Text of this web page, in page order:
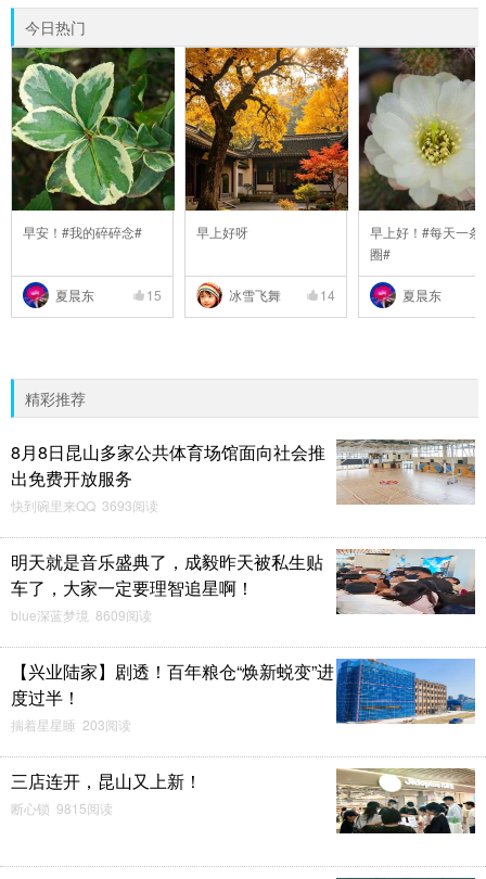
今日热门
早安！#我的碎碎念#
夏晨东 15
早上好呀
冰雪飞舞 14
早上好！#每天一条
圈#
夏晨东
精彩推荐
8月8日昆山多家公共体育场馆面向社会推
出免费开放服务
快到碗里来QQ 3693阅读
明天就是音乐盛典了，成毅昨天被私生贴
车了，大家一定要理智追星啊！
blue深蓝梦境 8609阅读
【兴业陆家】剧透！百年粮仓“焕新蜕变”进
度过半！
揣着星星睡 203阅读
三店连开，昆山又上新！
断心锁 9815阅读